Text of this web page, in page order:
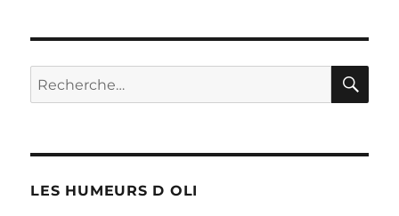
Recherche
pour :
LES HUMEURS D OLI